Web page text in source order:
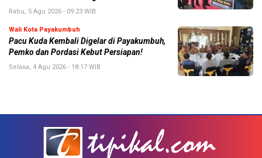
Rabu, 5 Agu 2026 - 09:23 WIB
Wali Kota Payakumbuh
Pacu Kuda Kembali Digelar di Payakumbuh,
Pemko dan Pordasi Kebut Persiapan!
Selasa, 4 Agu 2026 - 18:17 WIB